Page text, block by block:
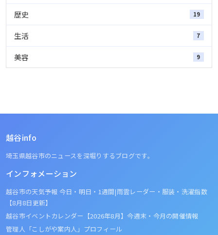
歴史 19
生活 7
美容 9
越谷info
埼玉県越谷市のニュースを深堀りするブログです。
インフォメーション
越谷市の天気予報 今日・明日・1週間|雨雲レーダー・服装・洗濯指数
【8月8日更新】
越谷市イベントカレンダー【2026年8月】今週末・今月の開催情報
管理人「こしがや案内人」プロフィール